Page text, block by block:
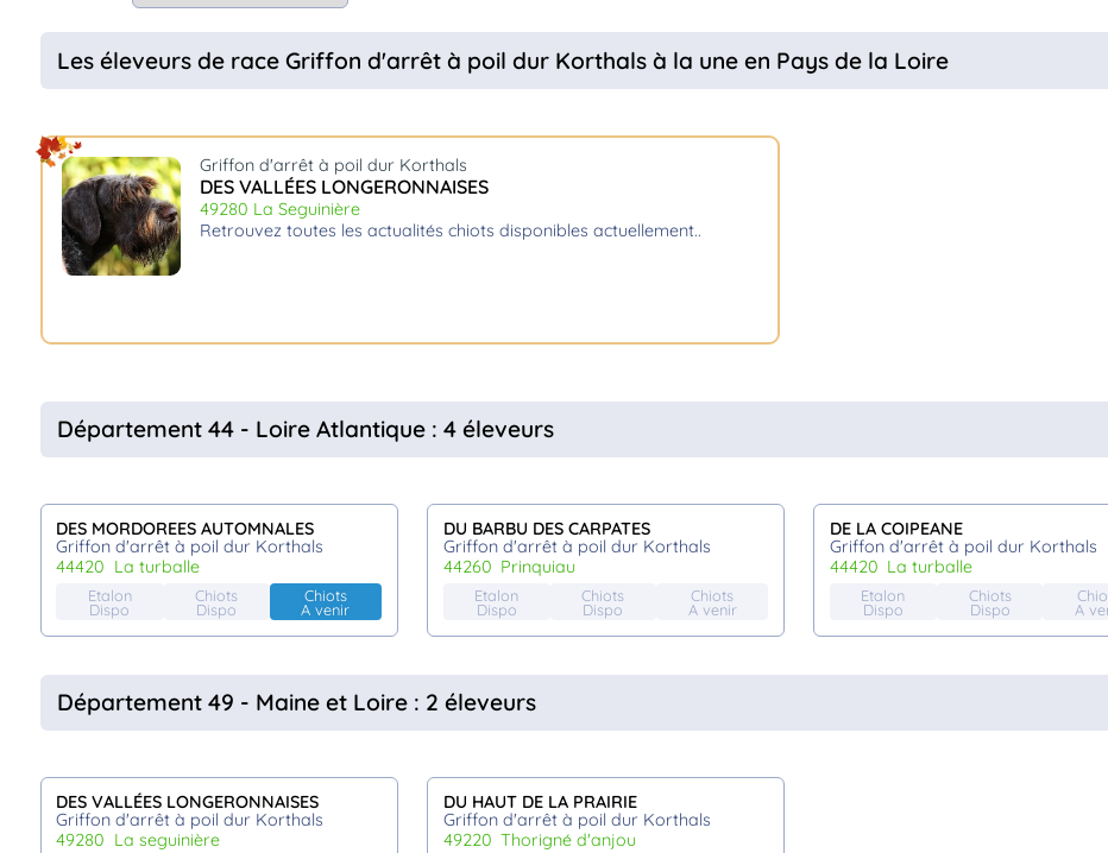
Les éleveurs de race Griffon d'arrêt à poil dur Korthals à la une en Pays de la Loire
Griffon d'arrêt à poil dur Korthals
DES VALLÉES LONGERONNAISES
49280 La Seguinière
retrouvez toutes les actualités chiots disponibles actuellement
Département 44 - Loire Atlantique : 4 éleveurs
DES MORDOREES AUTOMNALES
Griffon d'arrêt à poil dur Korthals
44420
la turballe
Etalon
Dispo
Chiots
Dispo
Chiots
A venir
DU BARBU DES CARPATES
Griffon d'arrêt à poil dur Korthals
44260
prinquiau
Etalon
Dispo
Chiots
Dispo
Chiots
A venir
DE LA COIPEANE
Griffon d'arrêt à poil dur Korthals
44420
la turballe
Etalon
Dispo
Chiots
Dispo A
Département 49 - Maine et Loire : 2 éleveurs
DES VALLÉES LONGERONNAISES
Griffon d'arrêt à poil dur Korthals
49280
la seguinière
DU HAUT DE LA PRAIRIE
Griffon d'arrêt à poil dur Korthals
49220
thorigné d'anjou